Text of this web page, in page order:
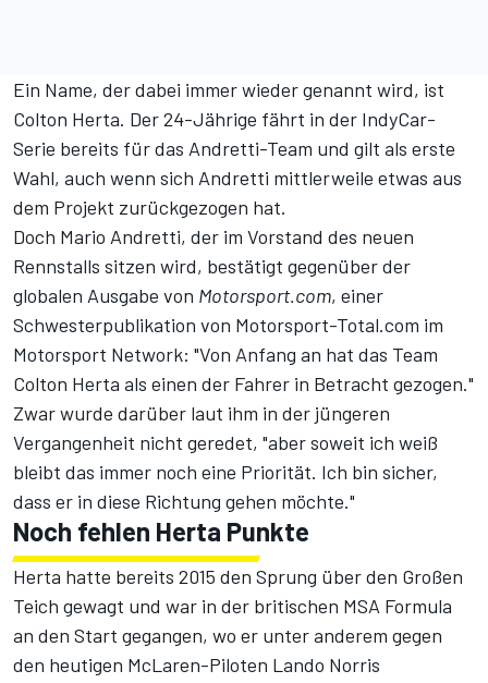
Ein Name, der dabei immer wieder genannt wird, ist
Colton Herta. Der 24-Jährige fährt in der IndyCar-
Serie bereits für das Andretti-Team und gilt als erste
Wahl, auch wenn sich Andretti mittlerweile etwas aus
dem Projekt zurückgezogen hat.
Doch Mario Andretti, der im Vorstand des neuen
Rennstalls sitzen wird, bestätigt gegenüber der
globalen Ausgabe von Motorsport.com, einer
Schwesterpublikation von Motorsport-Total.com im
Motorsport Network: "Von Anfang an hat das Team
Colton Herta als einen der Fahrer in Betracht gezogen."
Zwar wurde darüber laut ihm in der jüngeren
Vergangenheit nicht geredet, "aber soweit ich weiß
bleibt das immer noch eine Priorität. Ich bin sicher,
dass er in diese Richtung gehen möchte."
Noch fehlen Herta Punkte
Herta hatte bereits 2015 den Sprung über den Großen
Teich gewagt und war in der britischen MSA Formula
an den Start gegangen, wo er unter anderem gegen
den heutigen McLaren-Piloten Lando Norris